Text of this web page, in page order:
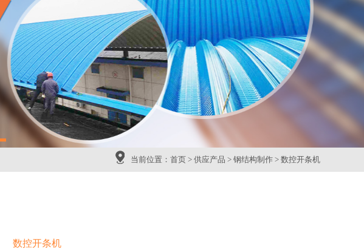
当前位置： 首页 > 供应产品 > 钢结构制作 > 数控开条机
数控开条机